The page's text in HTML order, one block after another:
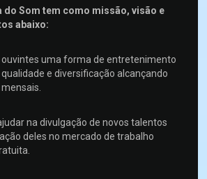
do Som tem como missão, visão e
abaixo:
ouvintes uma forma de entretenimento
e diversificação alcançando
na divulgação de novos talentos
deles no mercado de trabalho